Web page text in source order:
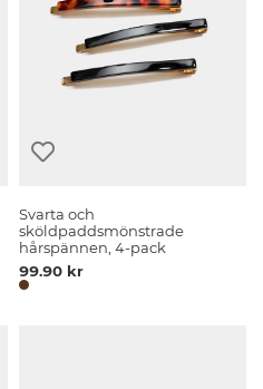
Svarta och
sköldpaddsmönstrade
hårspännen, 4-pack
99.90 kr